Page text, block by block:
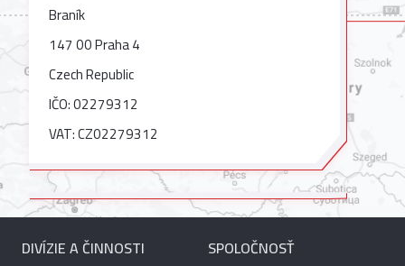
Braník
147 00 Praha 4
Czech Republic
IČO: 02279312
VAT: CZ02279312
DIVÍZIE A ČINNOSTI
SPOLOČNOSŤ